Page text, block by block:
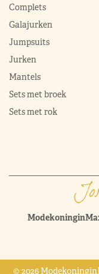
Complets
Galajurken
Jumpsuits
Jurken
Mantels
Sets met broek
Sets met rok
© 2026